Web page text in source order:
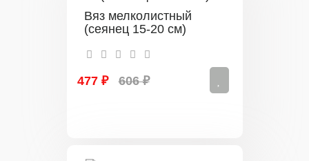
Вяз мелколистный
(сеянец 15-20 см)
477 ₽ 606 ₽